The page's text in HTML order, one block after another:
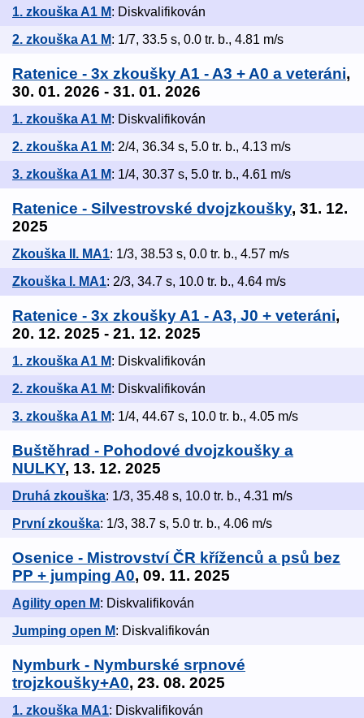
1. zkouška A1 M: Diskvalifikován
2. zkouška A1 M: 1/7, 33.5 s, 0.0 tr. b., 4.81 m/s
Ratenice - 3x zkoušky A1 - A3 + A0 a veteráni,
30. 01. 2026 - 31. 01. 2026
1. zkouška A1 M: Diskvalifikován
2. zkouška A1 M: 2/4, 36.34 s, 5.0 tr. b., 4.13 m/s
3. zkouška A1 M: 1/4, 30.37 s, 5.0 tr. b., 4.61 m/s
Ratenice - Silvestrovské dvojzkoušky, 31. 12.
2025
Zkouška II. MA1: 1/3, 38.53 s, 0.0 tr. b., 4.57 m/s
Zkouška I. MA1: 2/3, 34.7 s, 10.0 tr. b., 4.64 m/s
Ratenice - 3x zkoušky A1 - A3, J0 + veteráni,
20. 12. 2025 - 21. 12. 2025
1. zkouška A1 M: Diskvalifikován
2. zkouška A1 M: Diskvalifikován
3. zkouška A1 M: 1/4, 44.67 s, 10.0 tr. b., 4.05 m/s
Buštěhrad - Pohodové dvojzkoušky a
NULKY, 13. 12. 2025
Druhá zkouška: 1/3, 35.48 s, 10.0 tr. b., 4.31 m/s
První zkouška: 1/3, 38.7 s, 5.0 tr. b., 4.06 m/s
Osenice - Mistrovství ČR kříženců a psů bez
PP + jumping A0, 09. 11. 2025
Agility open M: Diskvalifikován
Jumping open M: Diskvalifikován
Nymburk - Nymburské srpnové
trojzkoušky+A0, 23. 08. 2025
1. zkouška MA1: Diskvalifikován